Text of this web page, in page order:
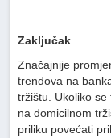
Zaključak
Značajnije
trendova na
tržištu. Ukoliko
na domicilnom
priliku povećati